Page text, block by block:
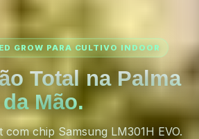
GROW PARA CULTIVO INDOOR
Total na Palma
da Mão.
chip Samsung LM301H EVO.